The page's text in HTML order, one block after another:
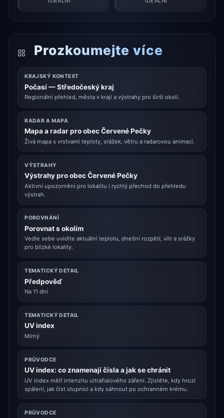
Prozkoumejte více
KRAJSKÝ KONTEXT
Počasí — Středočeský kraj
Regionální přehled, města v kraji a výstrahy pro širší okolí.
RADAR A MAPA
Mapa a radar pro obec Červené Pečky
Živá mapa s vrstvami teploty, srážek, větru a radarovou animací.
VÝSTRAHY
Výstrahy pro obec Červené Pečky
Aktivní upozornění pro lokalitu i rychlý přechod do přehledu
výstrah.
POROVNÁNÍ
Porovnat s okolím
Vedle sebe uvidíte aktuální teplotu, dnešní rozpětí, vítr a srážky
pro blízké lokality.
TEMATICKÝ DETAIL
Předpověď
Na 11 dní
TEMATICKÝ DETAIL
UV index
Mírný
PRŮVODCE
UV index: co znamenají čísla a jak se chránit
UV index měří intenzitu ultrafialového záření. Zjistěte, kdy hrozí
spálení, jak číst stupnici a kdy sáhnout po ochranném krému.
PRŮVODCE